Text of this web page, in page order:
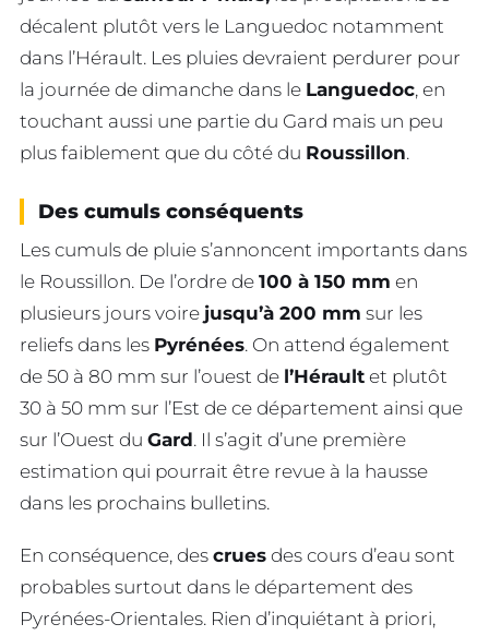
décalent plutôt vers le Languedoc notamment
dans l’Hérault. Les pluies devraient perdurer pour
la journée de dimanche dans le Languedoc, en
touchant aussi une partie du Gard mais un peu
plus faiblement que du côté du Roussillon.
Des cumuls conséquents
Les cumuls de pluie s’annoncent importants dans
le Roussillon. De l’ordre de 100 à 150 mm en
plusieurs jours voire jusqu’à 200 mm sur les
reliefs dans les Pyrénées. On attend également
de 50 à 80 mm sur l’ouest de l’Hérault et plutôt
30 à 50 mm sur l’Est de ce département ainsi que
sur l’Ouest du Gard. Il s’agit d’une première
estimation qui pourrait être revue à la hausse
dans les prochains bulletins.
En conséquence, des crues des cours d’eau sont
probables surtout dans le département des
Pyrénées-Orientales. Rien d’inquiétant à priori,